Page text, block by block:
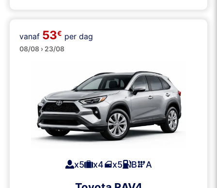
SUVs
vanaf 53€ per dag
08/08 › 23/08
x5 x4 x5 B A